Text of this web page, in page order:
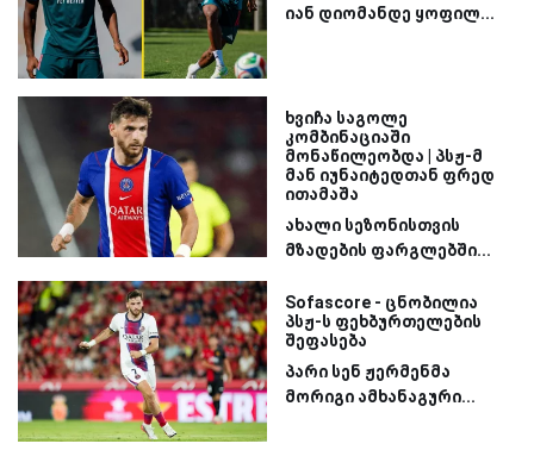
იან დიომანდე ყოფილ...
ხვიჩა საგოლე
კომბინაციაში
მონაწილეობდა | პსჟ-მ
მან იუნაიტედთან ფრედ
ითამაშა
ახალი სეზონისთვის
მზადების ფარგლებში...
Sofascore - ცნობილია
პსჟ-ს ფეხბურთელების
შეფასება
პარი სენ ჟერმენმა
მორიგი ამხანაგური...